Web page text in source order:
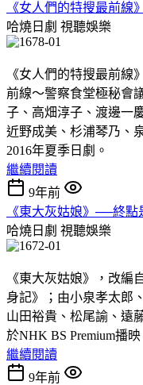
《女人們的特搜最前
哈燒日劇 視聽娛樂
《女人們的特搜最前線
前線〜警察食堂極秘會
子、高畑淳子、渡邊一
近野成美、杉浦琴乃、
2016年夏季日劇。
繼續閱讀
9年前
《東大灰姑娘》──終
哈燒日劇 視聽娛樂
《東大灰姑娘》，改編
身記》；由小泉孝太郎
山田裕貴、松尾諭、遠
於NHK BS Premium播
繼續閱讀
9年前